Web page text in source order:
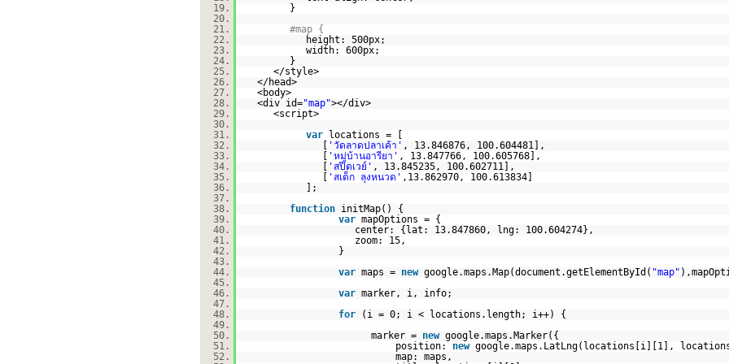
19.
}
20.
21.
#map {
22.
height: 500px;
23.
width: 600px;
24.
}
25.
</style>
26.
</head>
27.
<body>
28.
<div id="map"></div>
29.
<script>
30.
31.
var
locations = [
32.
'วัดลาดปลาเค้า' , 13.846876, 100.604481],
33.
'หมู่บ้านอารียา' , 13.847766, 100.605768],
34.
'สปีดเวย์' , 13.845235, 100.602711],
35.
'สเต็ก ลุงหนวด' ,13.862970, 100.613834]
36.
];
37.
38.
function
initMap() {
39.
var mapOptions = {
40.
center: {lat: 13.847860, lng: 100.604274},
41.
zoom: 15,
42.
}
43.
44.
var maps = new google.maps.Map(document.getElementById( "map"
45.
46.
var marker, i, info;
47.
48.
for
(i = 0; i < locations.length; i++) {
49.
50.
marker = new google.maps.Marker({
51.
position: new google.maps.LatLng(locations[i][1],
52.
map: maps,